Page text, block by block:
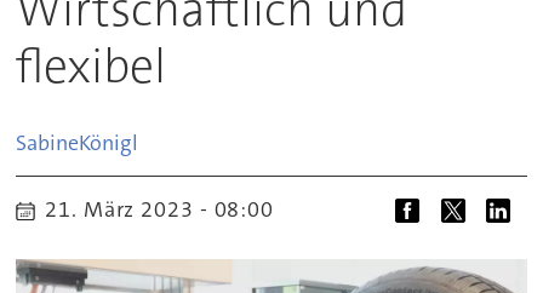
flexibel
SabineKönigl
21. März 2023 - 08:00